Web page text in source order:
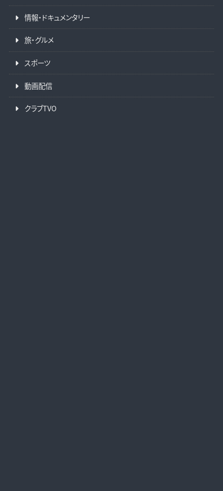
情報・ドキュメンタリー
旅・グルメ
スポーツ
動画配信
クラブTVO